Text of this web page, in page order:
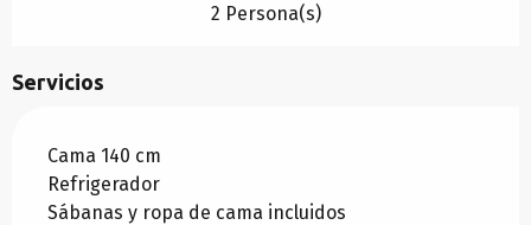
2 Persona(s)
Servicios
Cama 140 cm
Refrigerador
Sábanas y ropa de cama incluidos